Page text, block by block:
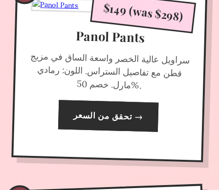
$149 (was $298)
Panol Pants
سراويل عالية الخصر واسعة الساق في مزيج
قطن مع تفاصيل الستراس. اللون: رمادي
مارل. خصم 50 %.
تحقق من السعر →